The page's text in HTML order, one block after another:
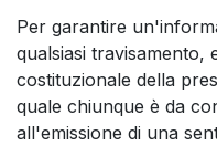
Per garantire
qualsiasi travisamento,
costituzionale della
quale chiunque è da
all'emissione di una